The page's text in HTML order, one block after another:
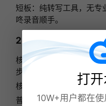
短板：纯转写工具，无专
咚录音顺手。
2. 水印云 APP—— 全
核心定位：转写 + 去水
步，自媒体办公全能款。
核心优势
普通话准确率98%+，
打
10W+用户都在